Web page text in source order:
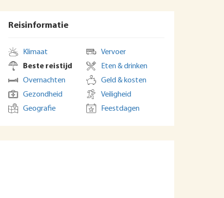
Reisinformatie
Klimaat
Beste reistijd
Overnachten
Gezondheid
Geografie
Vervoer
Eten & drinken
Geld & kosten
Veiligheid
Feestdagen